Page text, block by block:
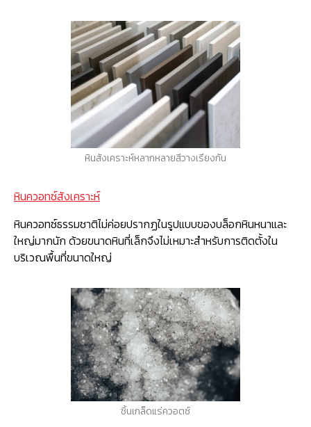
หินสังเคราะห์หลากหลายสีวางเรียงกัน
หินควอทซ์สังเคราะห์
หินควอทซ์ธรรมชาติไม่ค่อยปรากฏในรูปแบบของบล็อกหินหนาและ
ใหญ่มากนัก ด้วยขนาดหินที่เล็กจึงไม่เหมาะสำหรับการติดตั้งใน
บริเวณพื้นที่ขนาดใหญ่
ชิ้นเกล็ดแร่ควอตซ์